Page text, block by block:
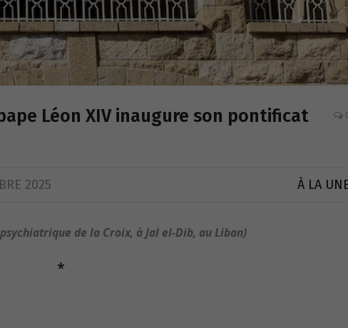
Léon XIV inaugure son pontificat
2025 À LA
de la Croix, à Jal el-Dib, au Liban)
*